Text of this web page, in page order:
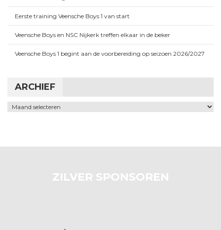
Eerste training Veensche Boys 1 van start
Veensche Boys en NSC Nijkerk treffen elkaar in de beker
Veensche Boys 1 begint aan de voorbereiding op seizoen 2026/2027
ARCHIEF
Archief
ZILVER SPONSOREN